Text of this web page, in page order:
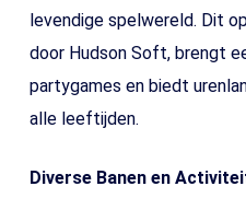
levendige spelwereld. Dit
door Hudson Soft, brengt
partygames en biedt
alle leeftijden.
Diverse Banen en